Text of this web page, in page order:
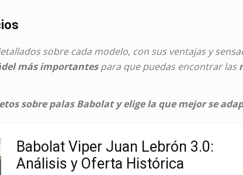
sobre cada modelo, con sus ventajas y
más importantespara que puedas encontrar las
sobre palas Babolat y elige la que mejor se
Babolat Viper Juan Lebrón 3.0:
Análisis y Oferta Histórica